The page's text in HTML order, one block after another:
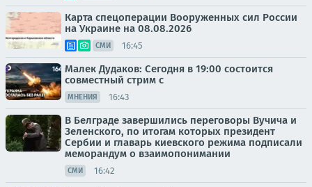
Карта спецоперации Вооруженных сил России
на Украине на 08.08.2026
СМИ 16:45
Малек Дудаков: Сегодня в 19:00 состоится
совместный стрим с
МНЕНИЯ 16:43
В Белграде завершились переговоры Вучича и
Зеленского, по итогам которых президент
Сербии и главарь киевского режима подписали
меморандум о взаимопонимании
СМИ 16:42